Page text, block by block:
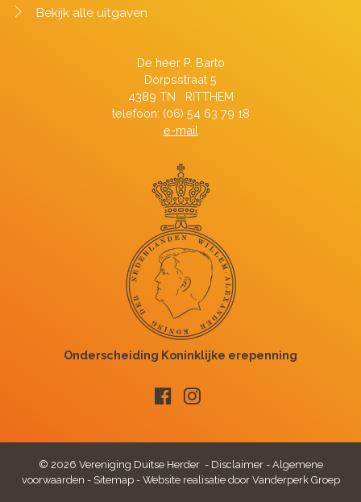
Bekijk alle uitgaven
De heer P. Barto
Dorpsstraat 5
4389 TN RITTHEM
telefoon: (06) 54 63 79 18
e-mail
© 2026 Vereniging Duitse Herder - Disclaimer- Algemene
voorwaarden - Sitemap- Website realisatie door Vanderperk Groep